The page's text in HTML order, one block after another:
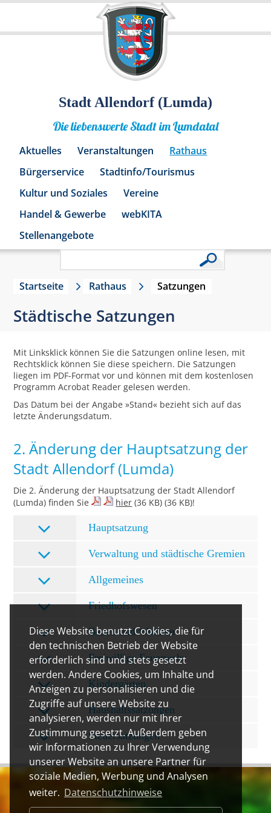
Diese Website benutzt Cookies, die für
den technischen Betrieb der Website
erforderlich sind und stets gesetzt
werden. Andere Cookies, um Inhalte und
Anzeigen zu personalisieren und die
Zugriffe auf unsere Website zu
analysieren, werden nur mit Ihrer
Zustimmung gesetzt. Außerdem geben
wir Informationen zu Ihrer Verwendung
unserer Website an unsere Partner für
soziale Medien, Werbung und Analysen
weiter. Datenschutzhinweise
Stadt Allendorf (Lumda)
Die liebenswerte Stadt im Lumdatal
Aktuelles Veranstaltungen
Rathaus
Bürgerservice
Stadtinfo/Tourismus
Kultur und Soziales
Vereine
Handel & Gewerbe
webKITA
Stellenangebote
Startseite Rathaus Satzungen
Städtische Satzungen
Mit Linksklick können Sie die Satzungen online lesen, mit
Rechtsklick können Sie diese speichern. Die Satzungen
liegen im PDF-Format vor und können mit dem kostenlosen
Programm Acrobat Reader gelesen werden.
Das Datum bei der Angabe »Stand« bezieht sich auf das
letzte Änderungsdatum.
2. Änderung der Hauptsatzung der
Stadt Allendorf (Lumda)
Die 2. Änderung der Hauptsatzung der Stadt Allendorf
(Lumda) finden Sie
hier (36 KB) (36 KB)!
Hauptsatzung
Verwaltung und städtische Gremien
Allgemeines
Friedhofswesen
Bauen und Wohnen
Freiwillige Feuerwehr
Kindergärten
Haushaltssatzungen
Steuersatzungen